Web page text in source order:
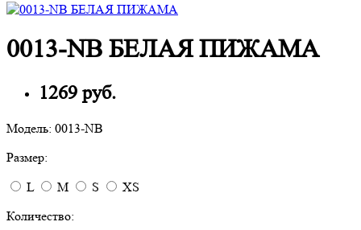
0013-NB БЕЛАЯ ПИЖАМА
1269 руб.
Модель: 0013-NB
Размер:
L
M S
XS
Количество: